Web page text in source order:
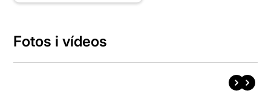
Fotos i vídeos